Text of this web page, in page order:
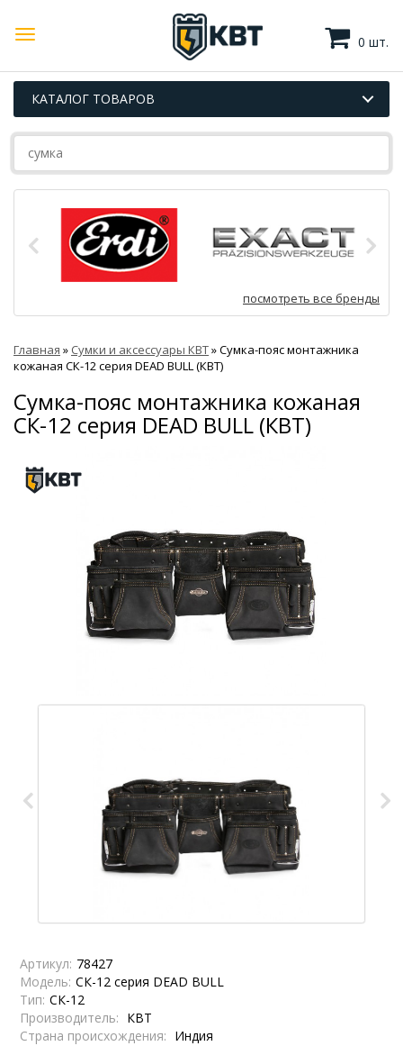
0 шт.
КАТАЛОГ ТОВАРОВ
посмотреть все бренды
Главная » Сумки и аксессуары КВТ»Сумка-пояс монтажника
кожаная СК-12 серия DEAD BULL (КВТ)
Сумка-пояс монтажника кожаная
СК-12 серия DEAD BULL (КВТ)
Артикул: 78427
Модель: СК-12 серия DEAD BULL
Тип: СК-12
Производитель: КВТ
Страна происхождения: Индия